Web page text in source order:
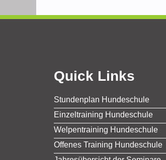
Quick Links
Stundenplan Hundeschule
Einzeltraining Hundeschule
Welpentraining Hundeschule
Offenes Training Hundeschule